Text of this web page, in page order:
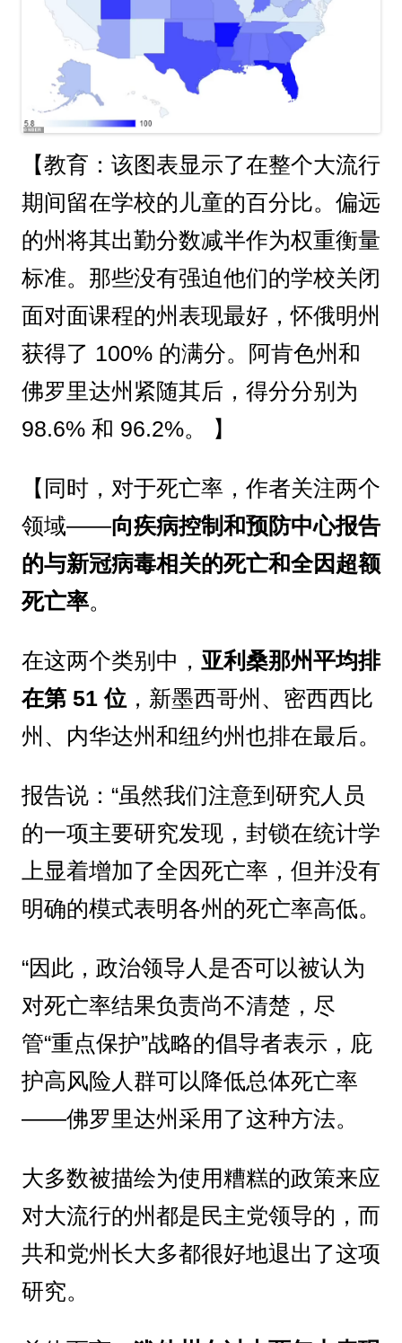
【教育：该图表显示了在整个大流行
期间留在学校的儿童的百分比。偏远
的州将其出勤分数减半作为权重衡量
标准。那些没有强迫他们的学校关闭
面对面课程的州表现最好，怀俄明州
获得了 100% 的满分。阿肯色州和
佛罗里达州紧随其后，得分分别为
98.6% 和 96.2%。 】
【同时，对于死亡率，作者关注两个
领域——向疾病控制和预防中心报告
的与新冠病毒相关的死亡和全因超额
死亡率。
在这两个类别中， 亚利桑那州平均排
在第 51 位 ，新墨西哥州、密西西比
州、内华达州和纽约州也排在最后。
报告说：“虽然我们注意到研究人员
的一项主要研究发现，封锁在统计学
上显着增加了全因死亡率，但并没有
明确的模式表明各州的死亡率高低。
“因此，政治领导人是否可以被认为
对死亡率结果负责尚不清楚，尽
管“重点保护”战略的倡导者表示，庇
护高风险人群可以降低总体死亡率
——佛罗里达州采用了这种方法。
大多数被描绘为使用糟糕的政策来应
对大流行的州都是民主党领导的，而
共和党州长大多都很好地退出了这项
研究。